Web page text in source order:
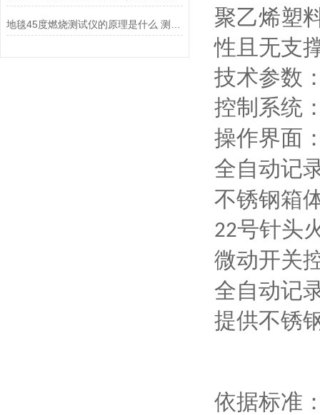
聚乙烯塑
性且无支
技术参数
控制系统
操作界面
全自动记
不锈钢箱
22号针头
微动开关
全自动记
提供不锈
依据标准